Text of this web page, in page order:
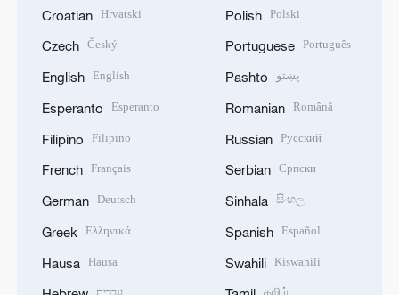
Croatian Hrvatski
Czech Český
English English
Esperanto Esperanto
Filipino Filipino
French Français
German Deutsch
Greek Ελληνικά
Hausa Hausa
Polish Polski
Portuguese Português
Pashto پښتو
Romanian Română
Russian Русский
Serbian Српски
Sinhala සිංහල
Spanish Español
Swahili Kiswahili